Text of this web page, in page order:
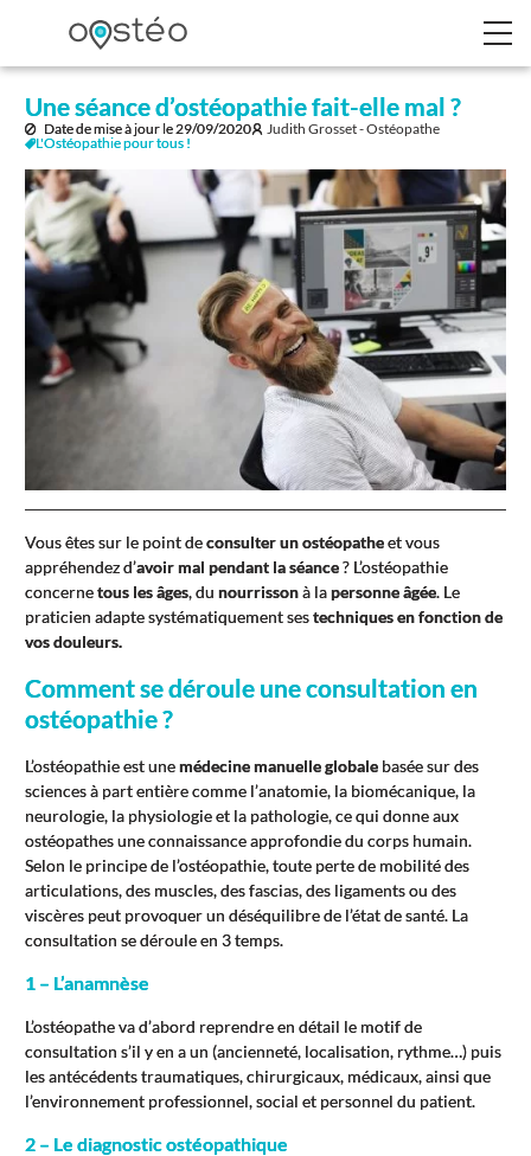
Une séance d’ostéopathie fait-elle mal ?
Date de mise à jour le29/09/2020
Judith Grosset - Ostéopathe
L'Ostéopathie pour tous !
Vous êtes sur le point deconsulter un ostéopatheet vous
appréhendez d’avoir mal pendant la séance? L’ostéopathie
concernetous les âges, du nourrissonà lapersonne âgée. Le
praticien adapte systématiquement sestechniques en fonction de
vos douleurs.
Comment se déroule une consultation en
ostéopathie ?
L’ostéopathie est unemédecine manuelle globale basée sur des
sciences à part entière comme l’anatomie, la biomécanique, la
neurologie, la physiologie et la pathologie, ce qui donne aux
ostéopathes une connaissance approfondie du corps humain.
Selon le principe de l’ostéopathie, toute perte de mobilité des
articulations, des muscles, des fascias, des ligaments ou des
viscères peut provoquer un déséquilibre de l’état de santé. La
consultation se déroule en 3 temps.
1 – L’anamnèse
L’ostéopathe va d’abord reprendre en détail le motif de
consultation s’il y en a un (ancienneté, localisation, rythme…) puis
les antécédents traumatiques, chirurgicaux, médicaux, ainsi que
l’environnement professionnel, social et personnel du patient.
2 – Le diagnostic ostéopathique